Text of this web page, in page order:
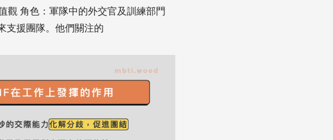
觀 角色：軍隊中的外交官及訓練部門
支援團隊。他們關注的